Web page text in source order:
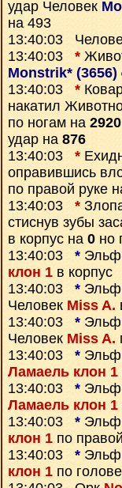
удар Человек
на 493
13:40:03
13:40:03 *
Monstrik* (3656)
13:40:03 *
накатил
по ногам на 2920
удар на 876
13:40:03 *
оправившись
по правой руке
13:40:03 *
стиснув зубы
в корпус на 0 но
13:40:03 * Эльф
клон 1 в корпус
13:40:03 * Эльф
Человек Miss A.
13:40:03 * Эльф
Человек Miss A.
13:40:03 * Эльф
Ламаель клон 1
13:40:03 * Эльф
Ламаель клон 1
13:40:03 * Эльф
клон 1 по
13:40:03 * Эльф
клон 1 по голове